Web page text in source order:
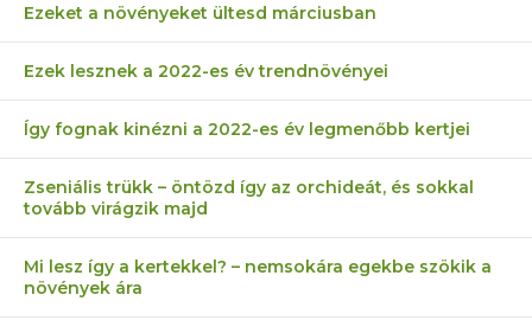
Ezeket a növényeket ültesd márciusban
Ezek lesznek a 2022-es év trendnövényei
Így fognak kinézni a 2022-es év legmenőbb kertjei
Zseniális trükk – öntözd így az orchideát, és sokkal
tovább virágzik majd
Mi lesz így a kertekkel? – nemsokára egekbe szökik a
növények ára